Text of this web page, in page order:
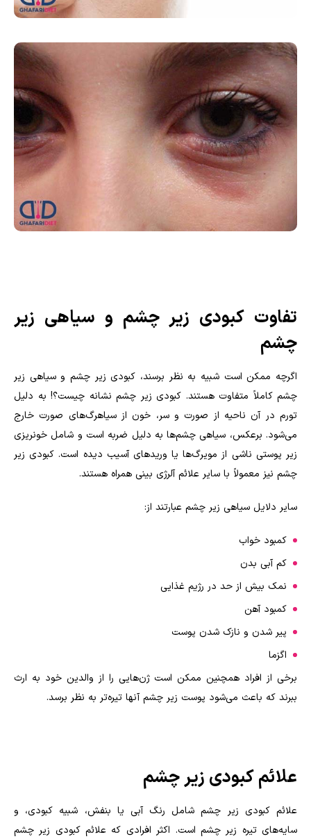
تفاوت کبودی زیر چشم و سیاهی زیر
چشم
اگرچه ممکن است شبیه به نظر برسند، کبودی زیر چشم و سیاهی زیر
چشم کاملاً متفاوت هستند. کبودی زیر چشم نشانه چیست؟! به دلیل
تورم در آن ناحیه از صورت و سر، خون از سیاهرگ‌های صورت خارج
می‌شود. برعکس، سیاهی چشم‌ها به دلیل ضربه است و شامل خونریزی
زیر پوستی ناشی از مویرگ‌ها یا وریدهای آسیب دیده است. کبودی زیر
چشم نیز معمولاً با سایر علائم آلرژی بینی همراه هستند.
سایر دلایل سیاهی زیر چشم عبارتند از:
کمبود خواب
کم آبی بدن
نمک بیش از حد در رژیم غذایی
کمبود آهن
پیر شدن و نازک شدن پوست
اگزما
برخی از افراد همچنین ممکن است ژن‌هایی را از والدین خود به ارث
ببرند که باعث می‌شود پوست زیر چشم آنها تیره‌تر به نظر برسد.
علائم کبودی زیر چشم
علائم کبودی زیر چشم شامل رنگ آبی یا بنفش، شبیه کبودی، و
سایه‌های تیره زیر چشم است. اکثر افرادی که علائم کبودی زیر چشم